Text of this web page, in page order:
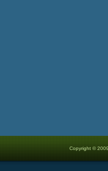
Copyright ©